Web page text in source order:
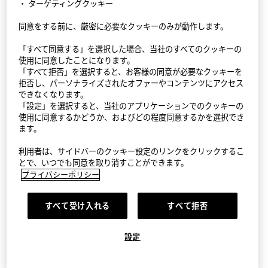
StyleHint アプリ
利用規約
プライバシーポリシー（外部送信ポリシーを含む）
サイトマップ
お問い合わせ
会社概要
©FAST RETAILING CO., LTD.
・ ターゲティングクッキー
同意をする前に、厳密に必要なクッキーのみが動作します。
「すべて同意する」を選択した場合、当社のすべてのクッキーの
使用に同意したことになります。
「すべて拒否」を選択すると、お客様の同意が必要なクッキーを
拒否し、パーソナライズされたオファーやコンテンツにアクセス
できなくなります。
「設定」を選択すると、当社のアプリケーションでのクッキーの
使用に同意するかどうか、およびどの程度同意するかを選択でき
ます。
利用者は、サイドバーのクッキー設定のリンクをクリックするこ
とで、いつでも同意を取り消すことができます。
プライバシーポリシー
すべて受け入れる すべて拒否
設定